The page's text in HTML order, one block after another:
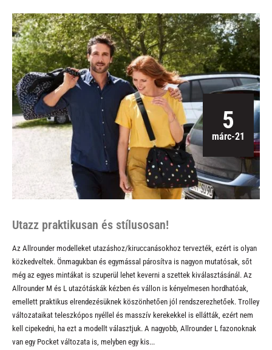
5
márc-21
Utazz praktikusan és stílusosan!
Az Allrounder modelleket utazáshoz/kiruccanásokhoz tervezték, ezért is olyan
közkedveltek. Önmagukban és egymással párosítva is nagyon mutatósak, sőt
még az egyes mintákat is szuperül lehet keverni a szettek kiválasztásánál. Az
Allrounder M és L utazótáskák kézben és vállon is kényelmesen hordhatóak,
emellett praktikus elrendezésüknek köszönhetően jól rendszerezhetőek. Trolley
változataikat teleszkópos nyéllel és masszív kerekekkel is ellátták, ezért nem
kell cipekedni, ha ezt a modellt választjuk. A nagyobb, Allrounder L fazonoknak
van egy Pocket változata is, melyben egy kis...